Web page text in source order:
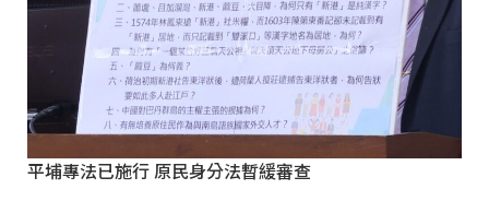
平埔專法已施行 原民身分法暫緩審查